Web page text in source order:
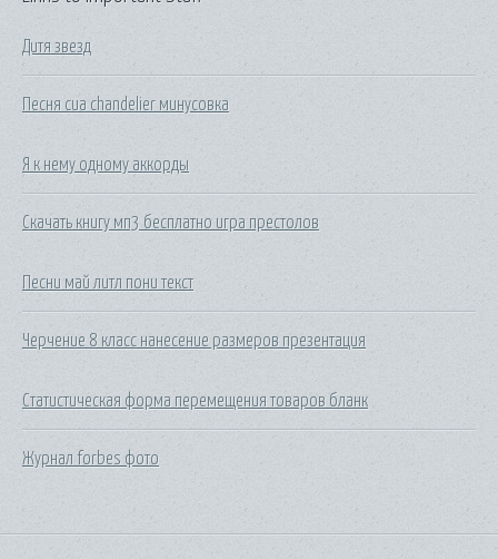
Дитя звезд
Песня сиа chandelier минусовка
Я к нему одному аккорды
Скачать книгу мп3 бесплатно игра престолов
Песни май литл пони текст
Черчение 8 класс нанесение размеров презентация
Статистическая форма перемещения товаров бланк
Журнал forbes фото